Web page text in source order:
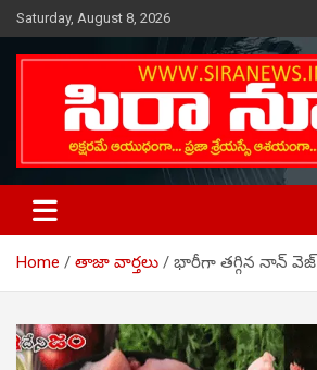
Skip
to
content
Saturday, August 8, 2026
SIRA NEWS
Telugu Online News Daily
Home తాజా వార్తలు భారీగా తగ్గిన నాన్ వెజ్